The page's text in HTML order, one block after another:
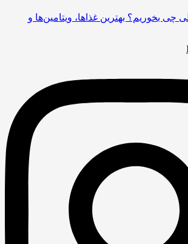
چی بخوریم؟ بهترین غذاها، ویتامین‌ها و